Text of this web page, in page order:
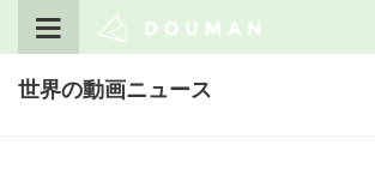
世界の動画ニュース